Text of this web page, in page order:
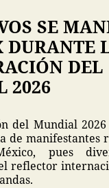
SE
DURANTE
DEL
2026
del Mundial
de manifestantes
pues
reflector